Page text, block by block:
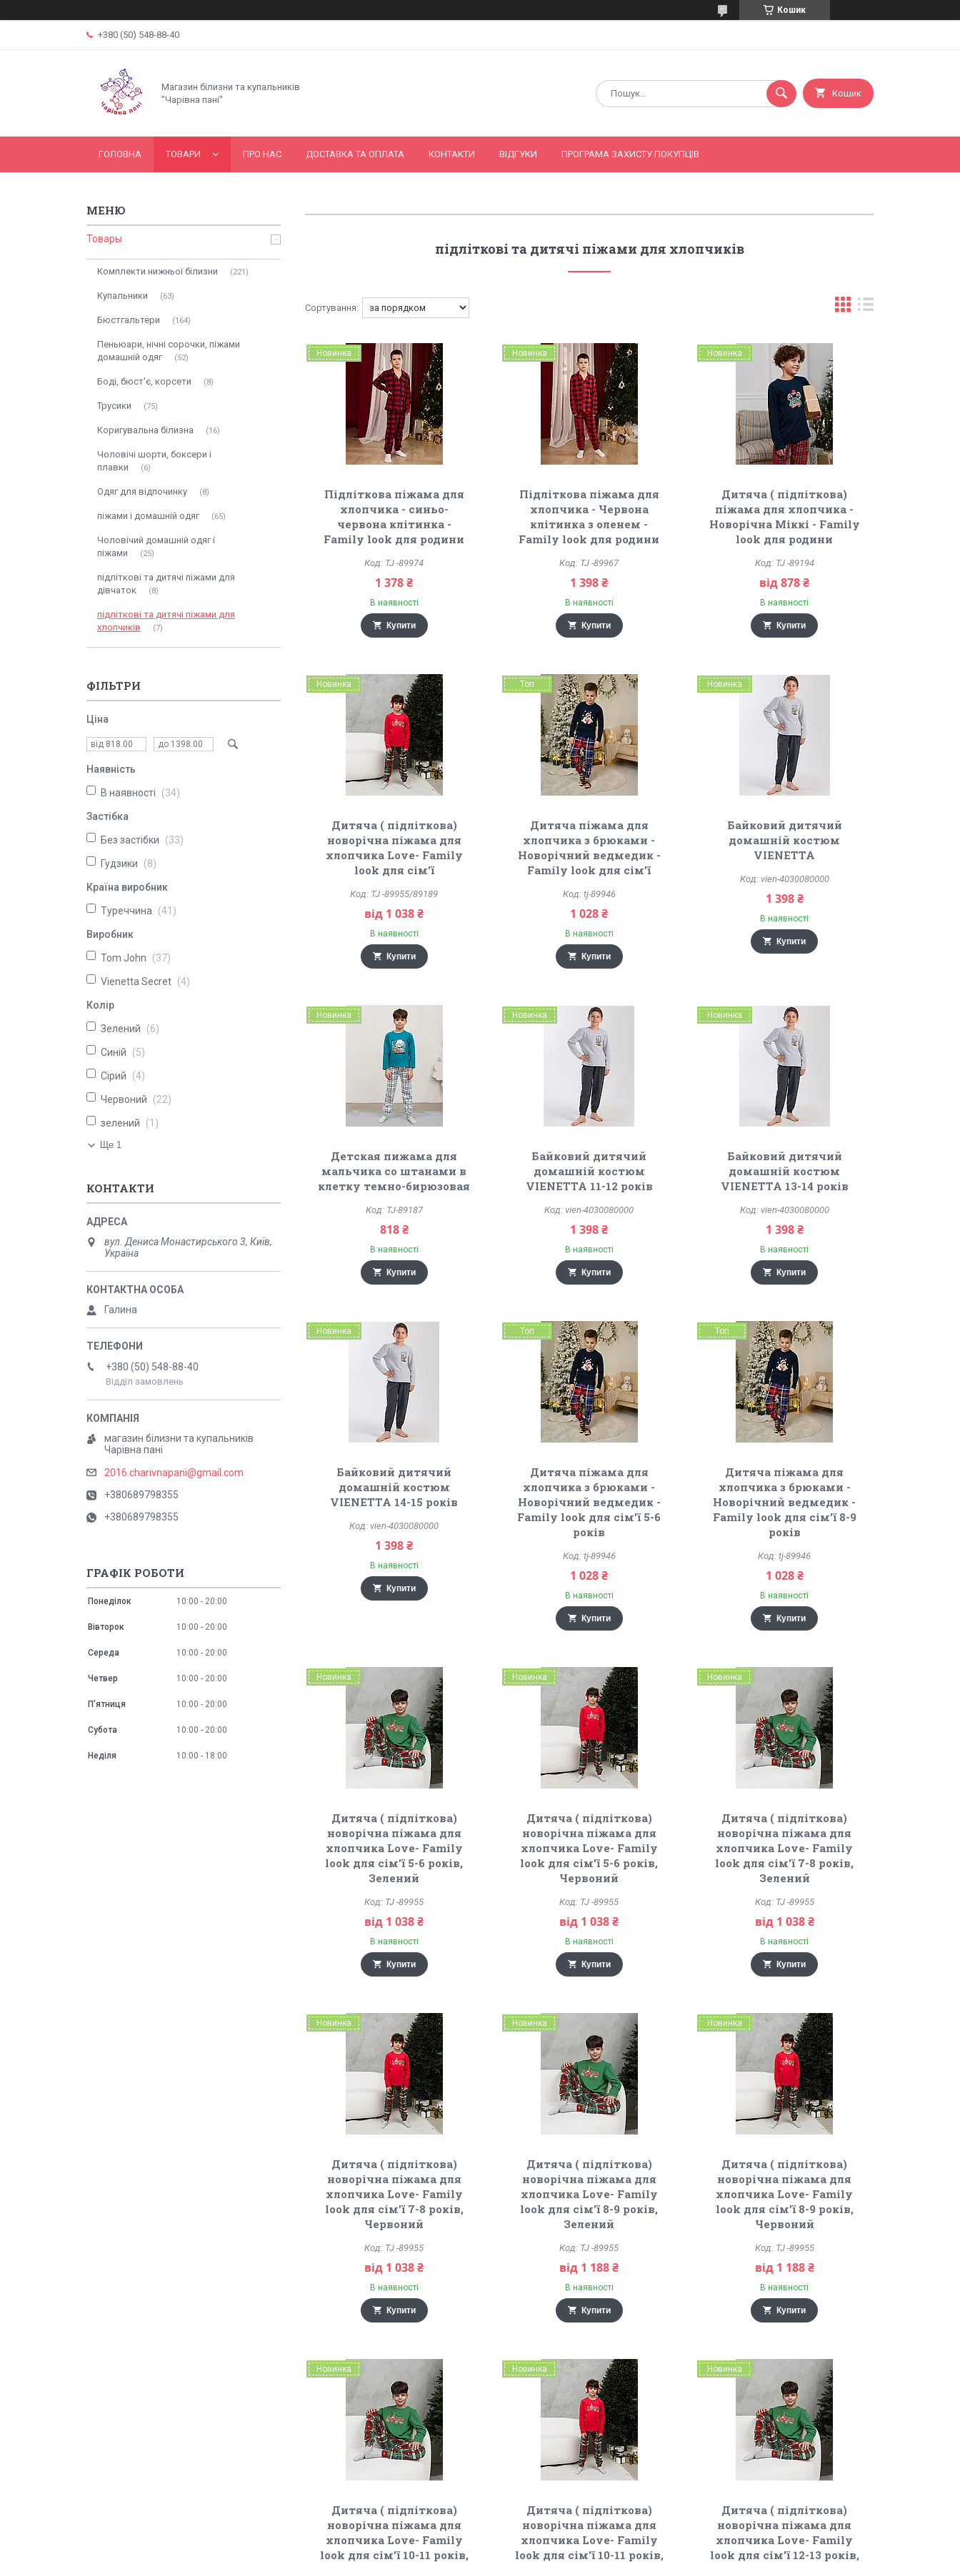
Кошик
+380 (50) 548-88-40
Магазин білизни та купальників
"Чарівна пані"
Кошик
ГОЛОВНА ТОВАРИ ПРО НАС ДОСТАВКА ТА ОПЛАТА КОНТАКТИ ВІДГУКИ ПРОГРАМА ЗАХИСТУ ПОКУПЦІВ
підліткові та дитячі піжами для хлопчиків
Новинка
Підліткова піжама для
хлопчика - синьо-
червона клітинка -
Family look для родини
TJ -89974
1 378 ₴
В наявності
Купити
Новинка
Підліткова піжама для
хлопчика - Червона
клітинка з оленем -
Family look для родини
TJ -89967
1 398 ₴
В наявності
Купити
Новинка
Дитяча ( підліткова)
піжама для хлопчика -
Новорічна Міккі - Family
look для родини
TJ -89194
від 878 ₴
В наявності
Купити
Новинка
Дитяча ( підліткова)
новорічна піжама для
хлопчика Love- Family
look для сім'ї
TJ -89955/89189
від 1 038 ₴
В наявності
Купити
Топ
Дитяча піжама для
хлопчика з брюками -
Новорічний ведмедик -
Family look для сім'ї
tj-89946
1 028 ₴
В наявності
Купити
Новинка
Байковий дитячий
домашній костюм
VIENETTA
vien-4030080000
1 398 ₴
В наявності
Купити
Новинка
Детская пижама для
мальчика со штанами в
клетку темно-бирюзовая
TJ-89187
818 ₴
В наявності
Купити
Новинка
Байковий дитячий
домашній костюм
VIENETTA 11-12 років
vien-4030080000
1 398 ₴
В наявності
Купити
Новинка
Байковий дитячий
домашній костюм
VIENETTA 13-14 років
vien-4030080000
1 398 ₴
В наявності
Купити
Новинка
Байковий дитячий
домашній костюм
VIENETTA 14-15 років
vien-4030080000
1 398 ₴
В наявності
Купити
Топ
Дитяча піжама для
хлопчика з брюками -
Новорічний ведмедик -
Family look для сім'ї 5-6
років
tj-89946
1 028 ₴
В наявності
Купити
Топ
Дитяча піжама для
хлопчика з брюками -
Новорічний ведмедик -
Family look для сім'ї 8-9
років
tj-89946
1 028 ₴
В наявності
Купити
Новинка
Дитяча ( підліткова)
новорічна піжама для
хлопчика Love- Family
look для сім'ї 5-6 років,
Зелений
TJ -89955
від 1 038 ₴
В наявності
Купити
Новинка
Дитяча ( підліткова)
новорічна піжама для
хлопчика Love- Family
look для сім'ї 5-6 років,
Червоний
TJ -89955
від 1 038 ₴
В наявності
Купити
Новинка
Дитяча ( підліткова)
новорічна піжама для
хлопчика Love- Family
look для сім'ї 7-8 років,
Зелений
TJ -89955
від 1 038 ₴
В наявності
Купити
Новинка
Дитяча ( підліткова)
новорічна піжама для
хлопчика Love- Family
look для сім'ї 7-8 років,
Червоний
TJ -89955
від 1 038 ₴
В наявності
Купити
Новинка
Дитяча ( підліткова)
новорічна піжама для
хлопчика Love- Family
look для сім'ї 8-9 років,
Зелений
TJ -89955
від 1 188 ₴
В наявності
Купити
Новинка
Дитяча ( підліткова)
новорічна піжама для
хлопчика Love- Family
look для сім'ї 8-9 років,
Червоний
TJ -89955
від 1 188 ₴
В наявності
Купити
Новинка
Дитяча ( підліткова)
новорічна піжама для
хлопчика Love- Family
look для сім'ї 10-11 років,
Новинка
Дитяча ( підліткова)
новорічна піжама для
хлопчика Love- Family
look для сім'ї 10-11 років,
Новинка
Дитяча ( підліткова)
новорічна піжама для
хлопчика Love- Family
look для сім'ї 12-13 років,
Товары
Комплекти нижньої білизни 221
Купальники 63
Бюстгальтери 164
Пеньюари, нічні сорочки, піжами
домашній одяг
52
Боді, бюст'є, корсети 8
Трусики 75
Коригувальна білизна 16
Чоловічі шорти, боксери і
плавки
6
Одяг для відпочинку 8
піжами і домашній одяг 65
Чоловічий домашній одяг і
піжами
25
підліткові та дитячі піжами для
дівчаток
8
підліткові та дитячі піжами для
хлопчиків
7
ФІЛЬТРИ
Ціна
Наявність
В наявності 34
Застібка
Без застібки 33
Гудзики 8
Країна виробник
Туреччина 41
Виробник
Tom John 37
Vienetta Secret 4
Колір
Зелений 6
Синій 5
Сірий 4
Червоний 22
зелений 1
Ще 1
КОНТАКТИ
вул. Дениса Монастирського 3, Київ,
Україна
Галина
+380 (50) 548-88-40
Відділ замовлень
магазин білизни та купальників
Чарівна пані
2016.charivnapani@gmail.com
+380689798355
+380689798355
ГРАФІК РОБОТИ
Понеділок 10:00 20:00
Вівторок 10:00 20:00
Середа 10:00 20:00
Четвер 10:00 20:00
Пʼятниця 10:00 20:00
Субота 10:00 20:00
Неділя 10:00 18:00